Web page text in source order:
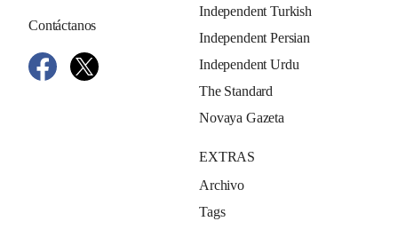
Contáctanos
Independent Turkish
Independent Persian
Independent Urdu
The Standard
Novaya Gazeta
EXTRAS
Archivo
Tags